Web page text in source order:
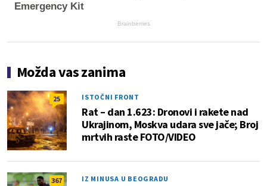
Emergency Kit
Brainberries
Možda vas zanima
25 ISTOČNI FRONT
Rat – dan 1.623: Dronovi i rakete nad
Ukrajinom, Moskva udara sve jače; Broj
mrtvih raste FOTO/VIDEO
367 IZ MINUSA U BEOGRADU